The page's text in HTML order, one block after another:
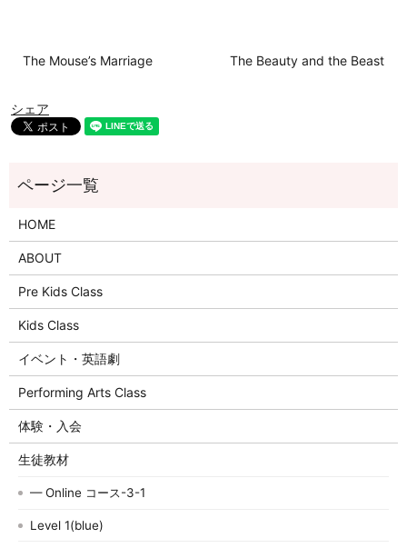
The Mouse’s Marriage The Beauty and the Beast
シェア
HOME
ABOUT
Pre Kids Class
Kids Class
イベント・英語劇
Performing Arts Class
体験・入会
生徒教材
— Online コース-3-1
Level 1(blue)